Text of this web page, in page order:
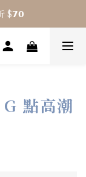
⎯$𝟳𝟬
⎯
點高潮